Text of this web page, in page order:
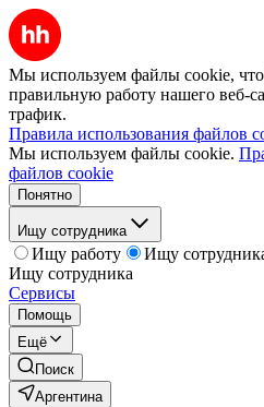
Мы используем файлы cookie,
правильную работу нашего веб-
трафик.
Правила использования файлов
Мы используем файлы cookie.
файлов cookie
Понятно
Ищу сотрудника
Ищу работу
Ищу
Ищу сотрудника
Сервисы
Помощь
Ещё
Поиск
Аргентина